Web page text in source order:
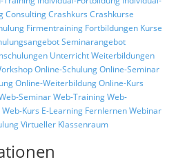
ConsultingCrashkurs Crashkurse
Firmentraining Fortbildungen Kurse
Seminarangebot
UnterrichtWeiterbildungen
Online-SchulungOnline-Seminar
Online-WeiterbildungOnline-Kurs
SeminarWeb-TrainingWeb-
Web-Kurs E-Learning FernlernenWebinar
Virtueller Klassenraum